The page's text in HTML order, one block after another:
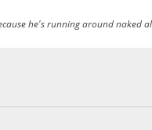
he's running around naked